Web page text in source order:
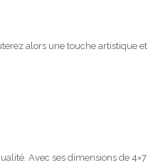
alors une touche artistique et
Avec ses dimensions de 4×7